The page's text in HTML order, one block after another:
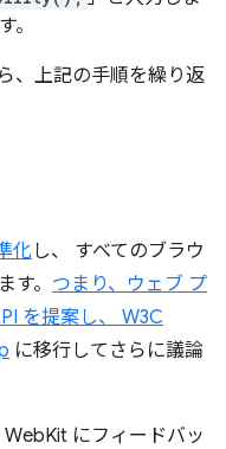
。
、上記の手順を繰り返
化 し、 すべてのブラウ
。 つまり、ウェブ プ
を提案し、 W3C
に移行してさらに議論
にフィードバッ